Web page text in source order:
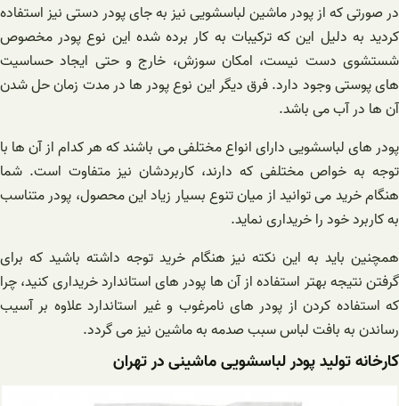
در صورتی که از پودر ماشین لباسشویی نیز به جای پودر دستی نیز استفاده
کردید به دلیل این که ترکیبات به کار برده شده این نوع پودر مخصوص
شستشوی دست نیست، امکان سوزش، خارج و حتی ایجاد حساسیت
های پوستی وجود دارد. فرق دیگر این نوع پودر ها در مدت زمان حل شدن
آن ها در آب می باشد.
پودر های لباسشویی دارای انواع مختلفی می باشند که هر کدام از آن ها با
توجه به خواص مختلفی که دارند، کاربردشان نیز متفاوت است. شما
هنگام خرید می توانید از میان تنوع بسیار زیاد این محصول، پودر متناسب
به کاربرد خود را خریداری نماید.
همچنین باید به این نکته نیز هنگام خرید توجه داشته باشید که برای
گرفتن نتیجه بهتر استفاده از آن ها پودر های استاندارد خریداری کنید، چرا
که استفاده کردن از پودر های نامرغوب و غیر استاندارد علاوه بر آسیب
رساندن به بافت لباس سبب صدمه به ماشین نیز می گردد.
کارخانه تولید پودر لباسشویی ماشینی در تهران